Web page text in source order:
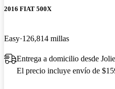
2016 FIAT 500X
Easy 126,814 millas
Entrega a domicilio desde
El precio incluye envío de